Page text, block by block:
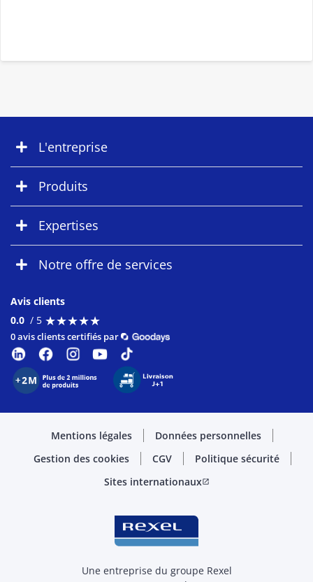
L'entreprise
Produits
Expertises
Notre offre de services
Avis clients
0.0 / 5 ★★★★★
★★★★★
0 avis clients certifiés par
Mentions légales
Données personnelles
Gestion des cookies
CGV
Politique sécurité
Sites internationauxopen_in_new
Une entreprise du groupe Rexel